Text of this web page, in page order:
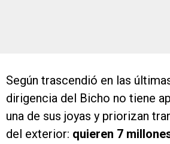
Según trascendió en las
dirigencia del Bicho no tiene
una de sus joyas y priorizan
del exterior: quieren 7